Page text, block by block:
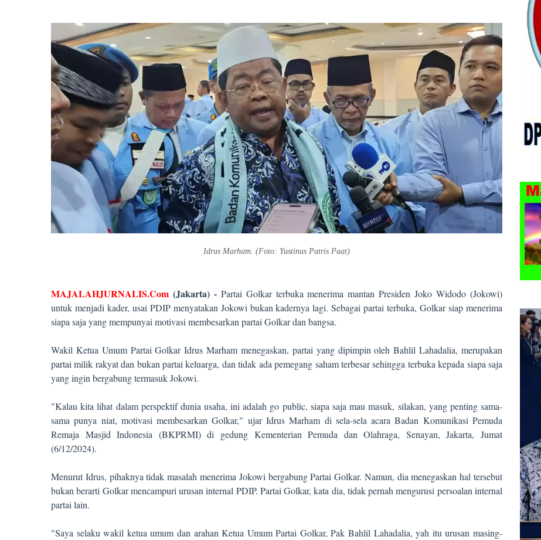
Idrus Marham. (Foto: Yustinus Patris Paat)
MAJALAHJURNALIS.Com (Jakarta) -Partai Golkar terbuka menerima mantan Presiden Joko Widodo (Jokowi)
untuk menjadi kader, usai PDIP menyatakan Jokowi bukan kadernya lagi. Sebagai partai terbuka, Golkar siap menerima
siapa saja yang mempunyai motivasi membesarkan partai Golkar dan bangsa.
Wakil Ketua Umum Partai Golkar Idrus Marham menegaskan, partai yang dipimpin oleh Bahlil Lahadalia, merupakan
partai milik rakyat dan bukan partai keluarga, dan tidak ada pemegang saham terbesar sehingga terbuka kepada siapa saja
yang ingin bergabung termasuk Jokowi.
"Kalau kita lihat dalam perspektif dunia usaha, ini adalah go public, siapa saja mau masuk, silakan, yang penting sama-
sama punya niat, motivasi membesarkan Golkar," ujar Idrus Marham di sela-sela acara Badan Komunikasi Pemuda
Remaja Masjid Indonesia (BKPRMI) di gedung Kementerian Pemuda dan Olahraga, Senayan, Jakarta, Jumat
(6/12/2024).
Menurut Idrus, pihaknya tidak masalah menerima Jokowi bergabung Partai Golkar. Namun, dia menegaskan hal tersebut
bukan berarti Golkar mencampuri urusan internal PDIP. Partai Golkar, kata dia, tidak pernah mengurusi persoalan internal
partai lain.
"Saya selaku wakil ketua umum dan arahan Ketua Umum Partai Golkar, Pak Bahlil Lahadalia, yah itu urusan masing-